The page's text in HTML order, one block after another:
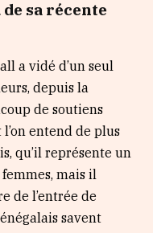
sa récente
a vidé d’un seul
depuis la
de soutiens
entend de plus
qu’il représente un
mais il
de l’entrée de
savent